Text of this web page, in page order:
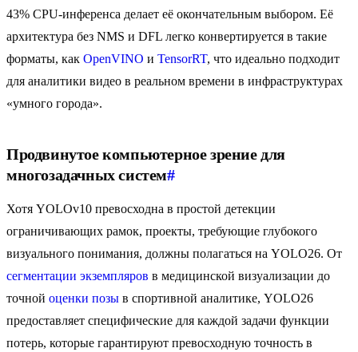
43% CPU-инференса делает её окончательным выбором. Её
архитектура без NMS и DFL легко конвертируется в такие
форматы, как OpenVINO и TensorRT, что идеально подходит
для аналитики видео в реальном времени в инфраструктурах
«умного города».
Продвинутое компьютерное зрение для
многозадачных систем#
Хотя YOLOv10 превосходна в простой детекции
ограничивающих рамок, проекты, требующие глубокого
визуального понимания, должны полагаться на YOLO26. От
сегментации экземпляров в медицинской визуализации до
точной оценки позы в спортивной аналитике, YOLO26
предоставляет специфические для каждой задачи функции
потерь, которые гарантируют превосходную точность в